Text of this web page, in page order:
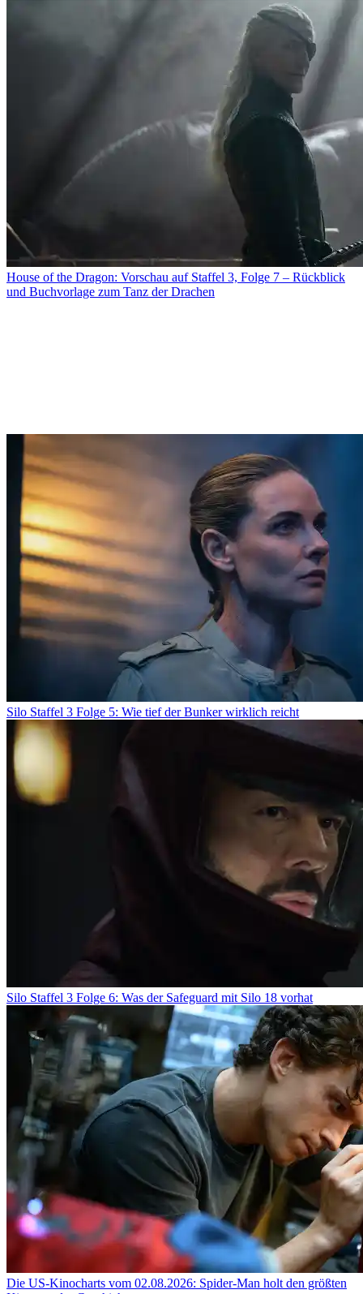
House of the Dragon: Vorschau auf Staffel 3, Folge 7 – Rückblick
und Buchvorlage zum Tanz der Drachen
Silo Staffel 3 Folge 5: Wie tief der Bunker wirklich reicht
Silo Staffel 3 Folge 6: Was der Safeguard mit Silo 18 vorhat
Die US-Kinocharts vom 02.08.2026: Spider-Man holt den größten